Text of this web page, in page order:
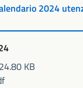
2024
KB